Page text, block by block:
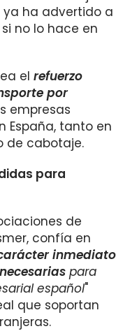
ya ha advertido a
no lo hace en
el refuerzo
por
empresas
España, tanto en
de cabotaje.
para
de
confía en
inmediato
para
español"
que soportan